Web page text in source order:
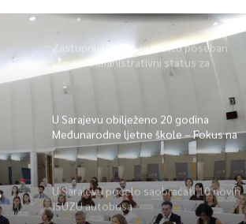
Zastupnici Trojke predlažu poseban
pravni i administrativni status za
Memorijalni centar Srebrenica
U Sarajevu obilježeno 20 godina
Međunarodne ljetne škole – Fokus na
izazovima međunarodne pravde
U Sarajevu počelo saobraćati 10 novih
ISUZU autobusa